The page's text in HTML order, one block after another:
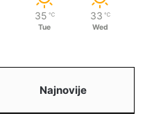
35 ℃
Tue
33 ℃
Wed
Najnovije